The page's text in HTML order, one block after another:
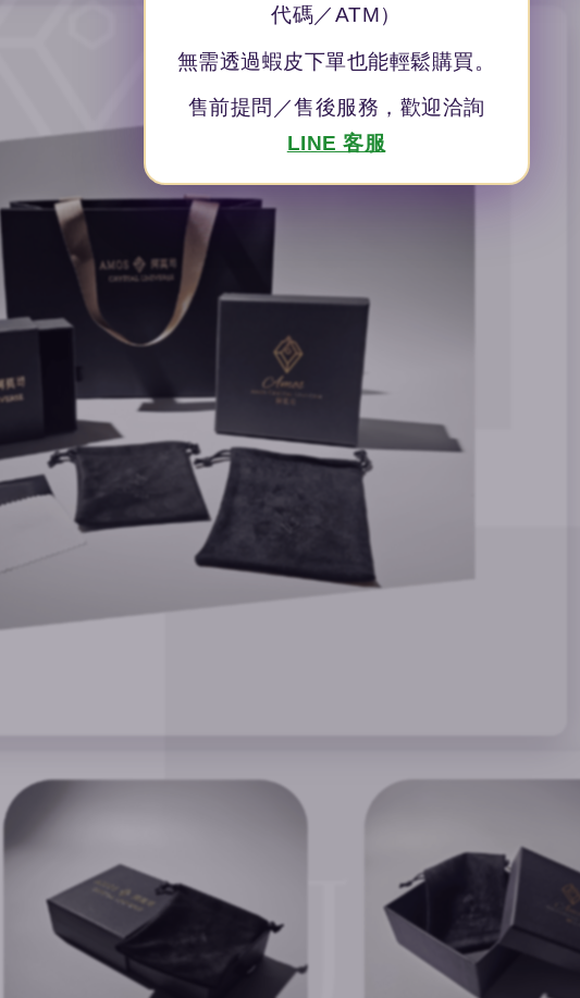
代碼／ATM）
無需透過蝦皮下單也能輕鬆購買。
售前提問／售後服務，歡迎洽詢
LINE 客服